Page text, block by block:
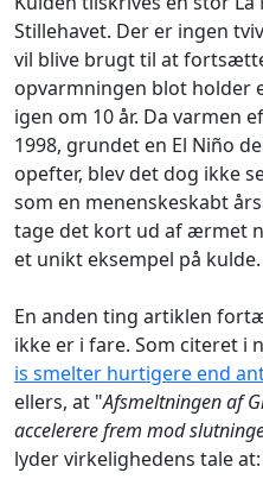
Stillehavet. Der er ingen
vil blive brugt til at
opvarmningen blot holder
igen om 10 år. Da varmen
1998, grundet en El Niño
opefter, blev det dog ikke
som en menenskeskabt
tage det kort ud af ærmet
et unikt eksempel på kulde.
En anden ting artiklen
ikke er i fare. Som citeret i
is smelter hurtigere end
ellers, at "Afsmeltningen af
accelerere frem mod
lyder virkelighedens tale at: